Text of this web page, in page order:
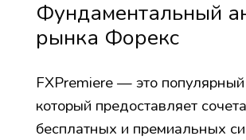
Фундаментальный
рынка Форекс
FXPremiere — это
который предоставляет
бесплатных и премиальных